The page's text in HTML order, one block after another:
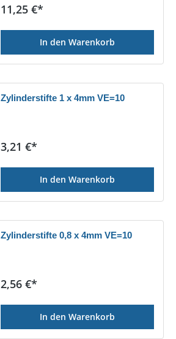
Regulärer Preis:
11,25 €*
In den Warenkorb
Zylinderstifte 1 x 4mm VE=10
Regulärer Preis:
3,21 €*
In den Warenkorb
Zylinderstifte 0,8 x 4mm VE=10
Regulärer Preis:
2,56 €*
In den Warenkorb